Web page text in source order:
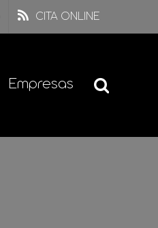
CITA ONLINE
Empresas